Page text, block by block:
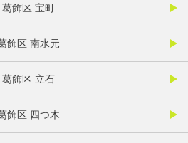
葛飾区 宝町
飾区 南水元
葛飾区 立石
飾区 四つ木